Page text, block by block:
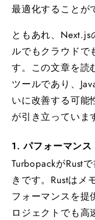
最適化することが
ともあれ、Next.js
ルでもクラウドで
す。この文章を読
ツールであり、
いに改善する可能
が引き立っていま
1. パフォーマンス
TurbopackがRust
きです。Rustはメ
フォーマンスを提
ロジェクトでも高